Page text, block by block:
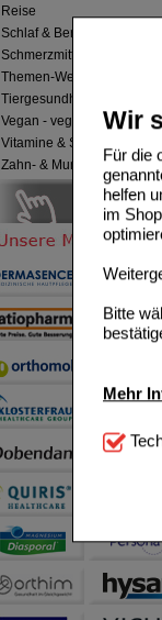
Wir
Für die
helfen
im
Bitte
Mehr
Inhalte
Reise
Schlaf & Beruhigung
Schmerzmittel
Themen-Welten
Tiergesundheit & Tierbedarf
Vegan - vegetarisch
Vitamine & Sport
Zahn- & Mundpflege